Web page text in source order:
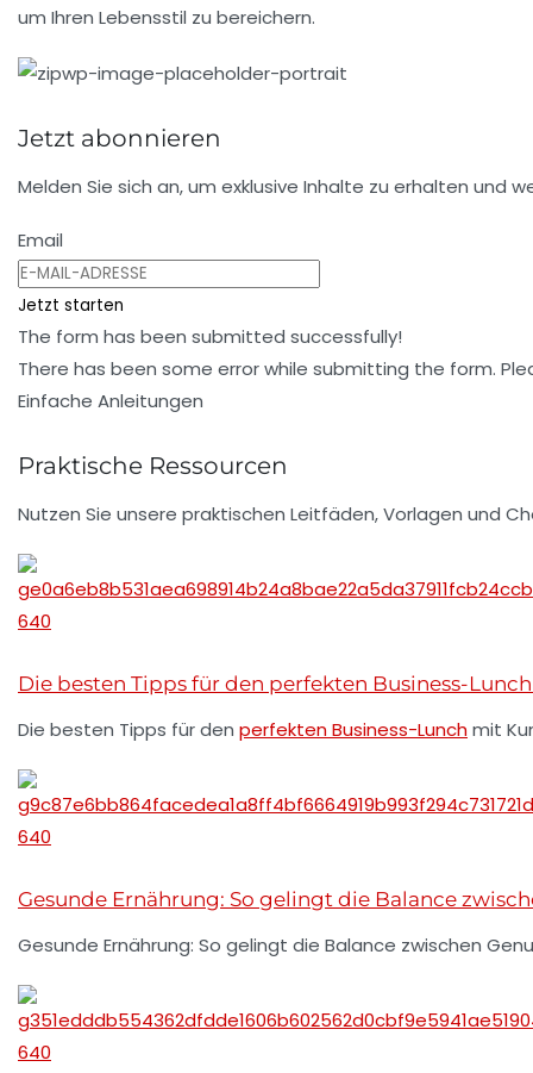
um Ihren Lebensstil zu bereichern.
Jetzt abonnieren
Melden Sie sich an, um exklusive Inhalte zu erhalten und
Email
Jetzt starten
The form has been submitted successfully!
There has been some error while submitting the form.
Einfache Anleitungen
Praktische Ressourcen
Nutzen Sie unsere praktischen Leitfäden, Vorlagen und
Die besten Tipps für den perfekten Business-
Die besten Tipps für den perfekten Business-Lunchmit
Gesunde Ernährung: So gelingt die Balance
Gesunde Ernährung: So gelingt die Balance zwischen